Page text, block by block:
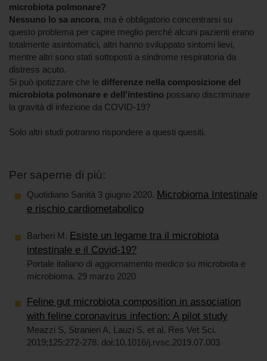
microbiota polmonare?
Nessuno lo sa ancora, ma è obbligatorio concentrarsi su
questo problema per capire meglio perché alcuni pazienti erano
totalmente asintomatici, altri hanno sviluppato sintomi lievi,
mentre altri sono stati sottoposti a sindrome respiratoria da
distress acuto.
Si può ipotizzare che le differenze nella composizione del
microbiota polmonare e dell'intestino possano discriminare
la gravità di infezione da COVID-19?
Solo altri studi potranno rispondere a questi quesiti.
Per saperne di più:
Quotidiano Sanità 3 giugno 2020. Microbioma Intestinale
e rischio cardiometabolico
Barberi M. Esiste un legame tra il microbiota
intestinale e il Covid-19?
Portale italiano di aggiornamento medico su microbiota e
microbioma. 29 marzo 2020
Feline gut microbiota composition in association
with feline coronavirus infection: A pilot study
Meazzi S, Stranieri A, Lauzi S, et al. Res Vet Sci.
2019;125:272‐278. doi:10.1016/j.rvsc.2019.07.003